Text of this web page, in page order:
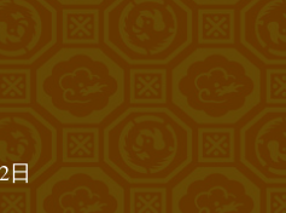
日